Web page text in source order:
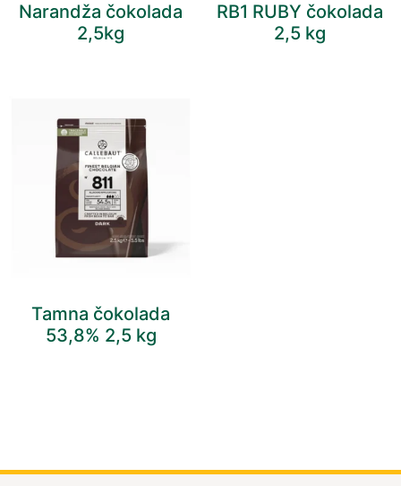
Narandža čokolada
2,5kg
RB1 RUBY čokolada
2,5 kg
Tamna čokolada
53,8% 2,5 kg